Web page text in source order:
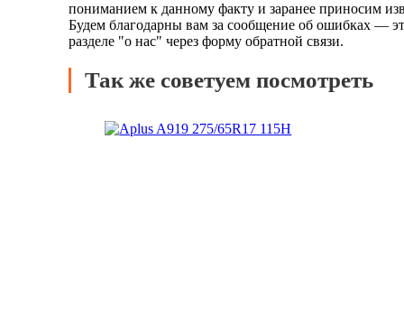
пониманием к данному факту и заранее приносим
Будем благодарны вам за сообщение об ошибках —
разделе "о нас" через форму обратной связи.
Так же советуем посмотреть